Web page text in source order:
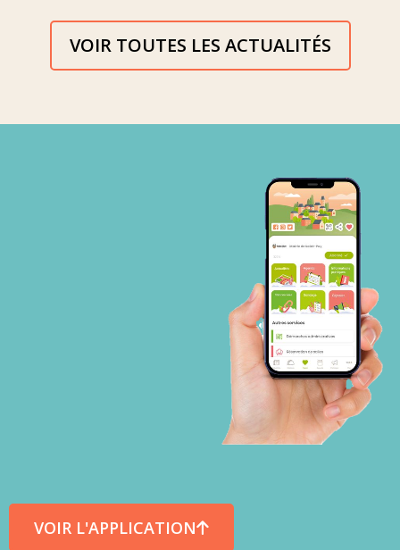
VOIR TOUTES LES ACTUALITÉS
VOIR L'APPLICATION